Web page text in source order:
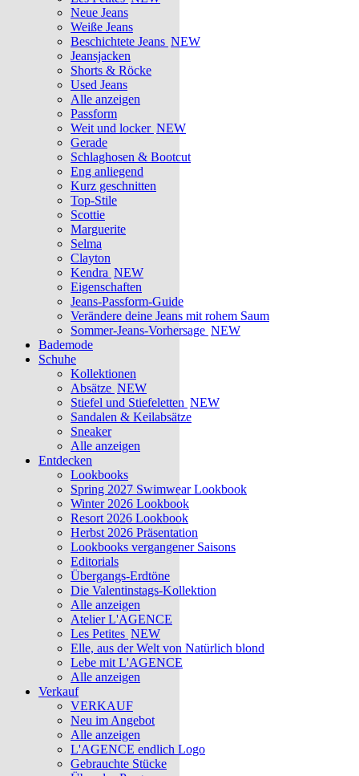
Neue Jeans
Weiße Jeans
Beschichtete Jeans NEW
Jeansjacken
Shorts & Röcke
Used Jeans
Alle anzeigen
Passform
Weit und locker NEW
Gerade
Schlaghosen & Bootcut
Eng anliegend
Kurz geschnitten
Top-Stile
Scottie
Marguerite
Selma
Clayton
Kendra NEW
Eigenschaften
Jeans-Passform-Guide
Verändere deine Jeans mit rohem Saum
Sommer-Jeans-Vorhersage NEW
Bademode
Schuhe
Kollektionen
Absätze NEW
Stiefel und Stiefeletten NEW
Sandalen & Keilabsätze
Sneaker
Alle anzeigen
Entdecken
Lookbooks
Spring 2027 Swimwear Lookbook
Winter 2026 Lookbook
Resort 2026 Lookbook
Herbst 2026 Präsentation
Lookbooks vergangener Saisons
Editorials
Übergangs-Erdtöne
Die Valentinstags-Kollektion
Alle anzeigen
Atelier L'AGENCE
Les Petites NEW
Elle, aus der Welt von Natürlich blond
Lebe mit L'AGENCE
Alle anzeigen
Verkauf
VERKAUF
Neu im Angebot
Alle anzeigen
L'AGENCE endlich Logo
Gebrauchte Stücke